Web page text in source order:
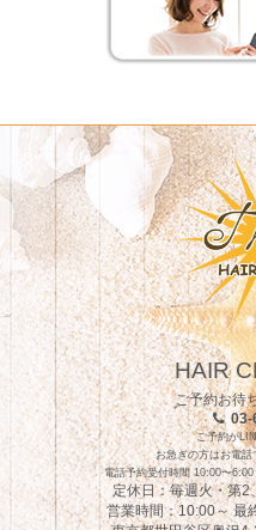
HAIR
ご予約お待
03-
ご予約が
お急ぎの方はお電話
電話予約受付時間 10:00〜
定休日：毎週火・第
営業時間：10:00～ 最